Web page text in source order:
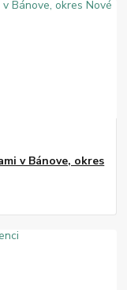
v Bánove, okres